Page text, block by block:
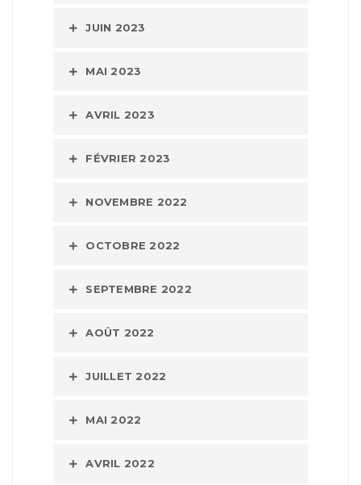
JUIN 2023
MAI 2023
AVRIL 2023
FÉVRIER 2023
NOVEMBRE 2022
OCTOBRE 2022
SEPTEMBRE 2022
AOÛT 2022
JUILLET 2022
MAI 2022
AVRIL 2022